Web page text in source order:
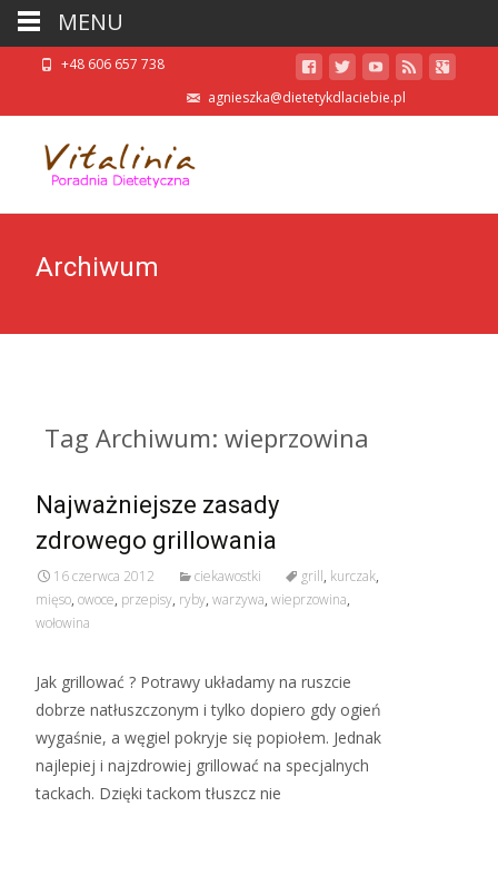
+48 606 657 738
agnieszka@dietetykdlaciebie.pl
Archiwum
Tag Archiwum: wieprzowina
Najważniejsze zasady
zdrowego grillowania
16 czerwca 2012 ciekawostki grill, kurczak,
mięso, owoce, przepisy, ryby, warzywa, wieprzowina,
wołowina
Jak grillować ? Potrawy układamy na ruszcie
dobrze natłuszczonym i tylko dopiero gdy ogień
wygaśnie, a węgiel pokryje się popiołem. Jednak
najlepiej i najzdrowiej grillować na specjalnych
tackach. Dzięki tackom tłuszcz nie
MENU